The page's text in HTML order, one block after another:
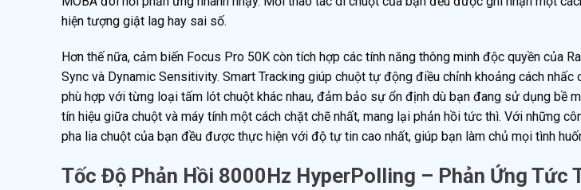
hiện tượng giật lag hay sai số.
Hơn thế nữa, cảm biến Focus Pro 50K còn tích hợp các tính năng thông minh độc quyền của
Sync và Dynamic Sensitivity. Smart Tracking giúp chuột tự động điều chỉnh khoảng cách
phù hợp với từng loại tấm lót chuột khác nhau, đảm bảo sự ổn định dù bạn đang sử dụng bề
tín hiệu giữa chuột và máy tính một cách chặt chẽ nhất, mang lại phản hồi tức thì. Với những
pha lia chuột của bạn đều được thực hiện với độ tự tin cao nhất, giúp bạn làm chủ mọi tình
Tốc Độ Phản Hồi 8000Hz HyperPolling – Phản Ứng Tức